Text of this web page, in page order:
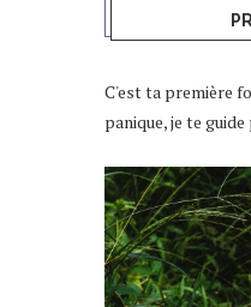
C'est ta première
panique, je te